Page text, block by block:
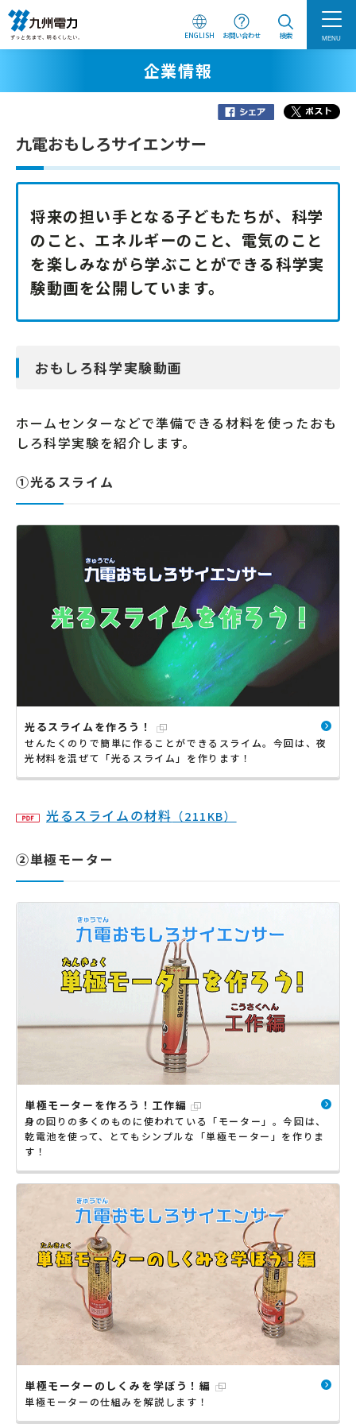
ENGLISH お問い合わせ 検索 MENU
企業情報
九電おもしろサイエンサー
将来の担い手となる子どもたちが、科学
のこと、エネルギーのこと、電気のこと
を楽しみながら学ぶことができる科学実
験動画を公開しています。
おもしろ科学実験動画
ホームセンターなどで準備できる材料を使ったおも
しろ科学実験を紹介します。
①光るスライム
光るスライムを作ろう！
せんたくのりで簡単に作ることができるスライム。今回は、夜
光材料を混ぜて「光るスライム」を作ります！
光るスライムの材料 （211KB）
②単極モーター
単極モーターを作ろう！工作編
身の回りの多くのものに使われている「モーター」。今回は、
乾電池を使って、とてもシンプルな「単極モーター」を作りま
す！
単極モーターのしくみを学ぼう！編
単極モーターの仕組みを解説します！